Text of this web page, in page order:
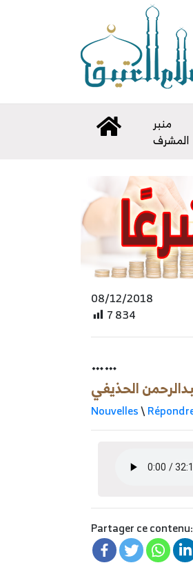
منبر
المشرف
08/12/2018
7 834
……
الحذيفي
Nouvelles\
Partager ce contenu: